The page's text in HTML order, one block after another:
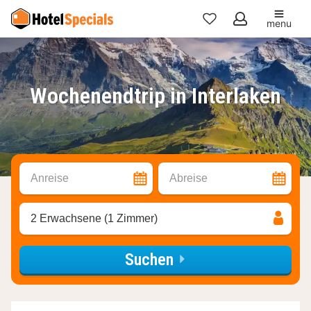
Meine
Favoriten
menu
Wochenendtrip in Interlaken
Anreise Abreise
2 Erwachsene (1 Zimmer)
Suchen